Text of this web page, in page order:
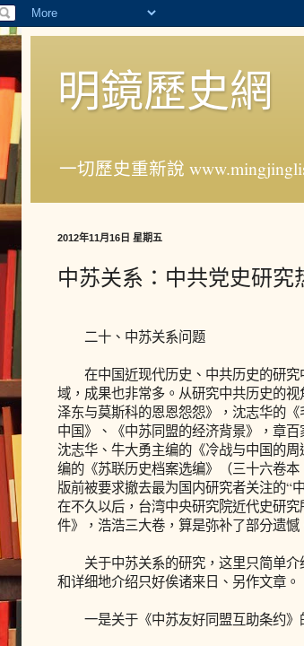
明鏡歷史網
一切歷史重新說
2012年11月16日 星期五
中苏关系：中共党史研
二十、中苏关系问题
在中国近现代历史、中共历史的研究
域，成果也非常多。从研究中共历史的
泽东与莫斯科的恩恩怨怨》，沈志华的
中国》、《中苏同盟的经济背景》，章
沈志华、牛大勇主编的《冷战与中国的
编的《苏联历史档案选编》（三十六卷
版前被要求撤去最为国内研究者关注的“
在不久以后，台湾中央研究院近代史研
件》，浩浩三大卷，算是弥补了部分遗
关于中苏关系的研究，这里只简单介
和详细地介绍只好俟诸来日、另作文章。
一是关于《中苏友好同盟互助条约》